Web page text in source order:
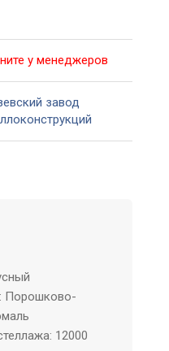
у менеджеров
завод
Порошково-
12000